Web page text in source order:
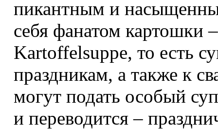
пикантным и
себя фанатом картошки
Kartoffelsuppe, то есть
праздникам, а также к
могут подать особый
и переводится –